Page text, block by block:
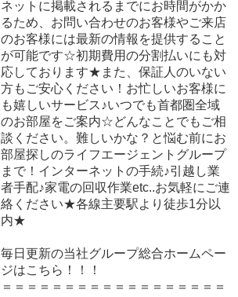
ネットに掲載されるまでにお時間がかか
るため、お問い合わせのお客様やご来店
のお客様には最新の情報を提供すること
が可能です☆初期費用の分割払いにも対
応しております★また、保証人のいない
方もご安心ください！お忙しいお客様に
も嬉しいサービス♪いつでも首都圏全域
のお部屋をご案内☆どんなことでもご相
談ください。難しいかな？と悩む前にお
部屋探しのライフエージェントグループ
まで！インターネットの手続♪引越し業
者手配♪家電の回収作業etc..お気軽にご連
絡ください★各線主要駅より徒歩1分以
内★
毎日更新の当社グループ総合ホームペー
ジはこちら！！！
＝＝＝＝＝＝＝＝＝＝＝＝＝＝＝＝＝＝